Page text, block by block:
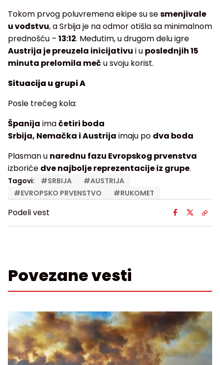
Tokom prvog poluvremena ekipe su sesmenjivale
u vođstvu, a Srbija je na odmor otišla sa minimalnom
prednošću – 13:12. Međutim, u drugom delu igre
Austrija je preuzela inicijativu i u poslednjih 15
minuta prelomila meč u svoju korist.
Situacija u grupi A
Posle trećeg kola:
Španija imačetiri boda
Srbija, Nemačka i Austrija imaju po dva boda
Plasman u narednu fazu Evropskog prvenstva
izboriće dve najbolje reprezentacije iz grupe.
Tagovi: #SRBIJA #AUSTRIJA
#EVROPSKO PRVENSTVO #RUKOMET
Podeli vest
Povezane vesti